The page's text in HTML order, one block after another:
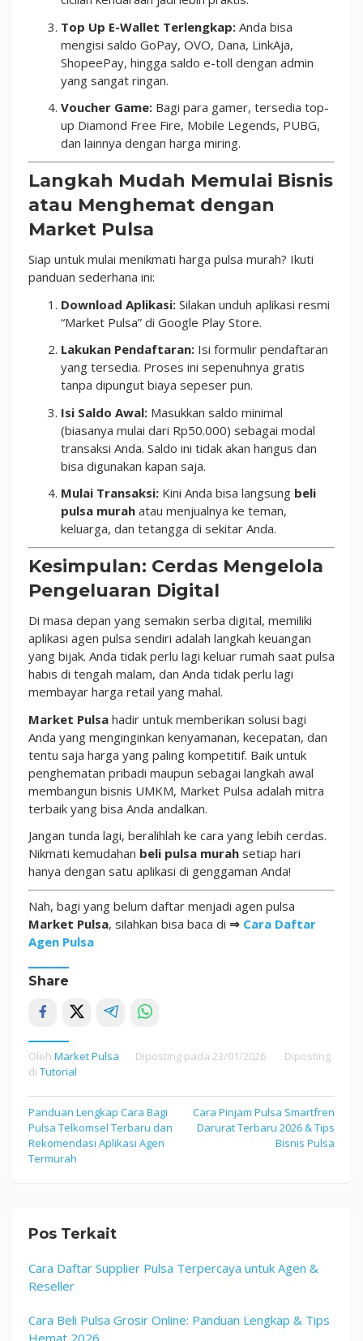
Top Up E-Wallet Terlengkap: Anda bisa
mengisi saldo GoPay, OVO, Dana, LinkAja,
ShopeePay, hingga saldo e-toll dengan admin
yang sangat ringan.
Voucher Game: Bagi para gamer, tersedia top-
up Diamond Free Fire, Mobile Legends, PUBG,
dan lainnya dengan harga miring.
Langkah Mudah Memulai Bisnis
atau Menghemat dengan
Market Pulsa
Siap untuk mulai menikmati harga pulsa murah? Ikuti
panduan sederhana ini:
Download Aplikasi: Silakan unduh aplikasi resmi
“Market Pulsa” di Google Play Store.
Lakukan Pendaftaran: Isi formulir pendaftaran
yang tersedia. Proses ini sepenuhnya gratis
tanpa dipungut biaya sepeser pun.
Isi Saldo Awal: Masukkan saldo minimal
(biasanya mulai dari Rp50.000) sebagai modal
transaksi Anda. Saldo ini tidak akan hangus dan
bisa digunakan kapan saja.
Mulai Transaksi: Kini Anda bisa langsung beli
pulsa murah atau menjualnya ke teman,
keluarga, dan tetangga di sekitar Anda.
Kesimpulan: Cerdas Mengelola
Pengeluaran Digital
Di masa depan yang semakin serba digital, memiliki
aplikasi agen pulsa sendiri adalah langkah keuangan
yang bijak. Anda tidak perlu lagi keluar rumah saat pulsa
habis di tengah malam, dan Anda tidak perlu lagi
membayar harga retail yang mahal.
Market Pulsa hadir untuk memberikan solusi bagi
Anda yang menginginkan kenyamanan, kecepatan, dan
tentu saja harga yang paling kompetitif. Baik untuk
penghematan pribadi maupun sebagai langkah awal
membangun bisnis UMKM, Market Pulsa adalah mitra
terbaik yang bisa Anda andalkan.
Jangan tunda lagi, beralihlah ke cara yang lebih cerdas.
Nikmati kemudahan beli pulsa murah setiap hari
hanya dengan satu aplikasi di genggaman Anda!
Nah, bagi yang belum daftar menjadi agen pulsa
Market Pulsa, silahkan bisa baca di ⇒ Cara Daftar
Agen Pulsa
Share
Oleh Market Pulsa Diposting pada 23/01/2026
Diposting
di Tutorial
Navigasi
pos
Panduan Lengkap Cara Bagi
Pulsa Telkomsel Terbaru dan
Rekomendasi Aplikasi Agen
Termurah
Cara Pinjam Pulsa Smartfren
Darurat Terbaru 2026 & Tips
Bisnis Pulsa
Pos Terkait
Cara Daftar Supplier Pulsa Terpercaya untuk Agen &
Reseller
Cara Beli Pulsa Grosir Online: Panduan Lengkap & Tips
Hemat 2026